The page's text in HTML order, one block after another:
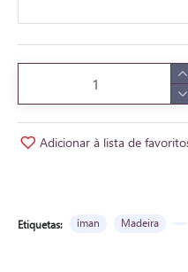
Adicionar à lista de
Etiquetas: íman Madeira